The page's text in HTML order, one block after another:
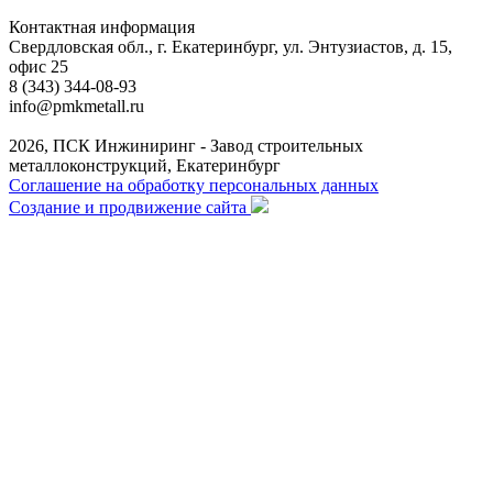
Контактная информация
Свердловская обл., г. Екатеринбург, ул. Энтузиастов, д. 15,
офис 25
8 (343) 344-08-93
info@pmkmetall.ru
2026, ПСК Инжиниринг - Завод строительных
металлоконструкций, Екатеринбург
Соглашение на обработку персональных данных
Создание и продвижение сайта